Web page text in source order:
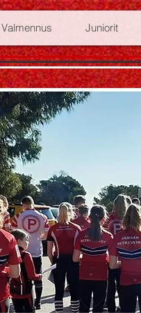
Valmennus Juniorit